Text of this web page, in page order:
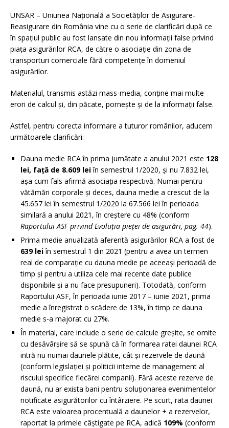
UNSAR – Uniunea Națională a Societăților de Asigurare-
Reasigurare din România vine cu o serie de clarificări după ce
în spațiul public au fost lansate din nou informații false privind
piața asigurărilor RCA, de către o asociație din zona de
transporturi comerciale fără competențe în domeniul
asigurărilor.
Materialul, transmis astăzi mass-media, conține mai multe
erori de calcul și, din păcate, pornește și de la informații false.
Astfel, pentru corecta informare a tuturor românilor, aducem
următoarele clarificări:
Dauna medie RCA în prima jumătate a anului 2021 este 128
lei, față de 8.609 leiîn semestrul 1/2020, și nu 7.832 lei,
așa cum fals afirmă asociația respectivă. Numai pentru
vătămări corporale și deces, dauna medie a crescut de la
45.657 lei în semestrul 1/2020 la 67.566 lei în perioada
similară a anului 2021, în creștere cu 48% (conform
Raportului ASF privind Evoluția pieței de asigurări, pag. 44).
Prima medie anualizată aferentă asigurărilor RCA a fost de
639 leiîn semestrul 1 din 2021 (pentru a avea un termen
real de comparație cu dauna medie pe aceeași perioadă de
timp și pentru a utiliza cele mai recente date publice
disponibile și a nu face presupuneri). Totodată, conform
Raportului ASF, în perioada iunie 2017 – iunie 2021, prima
medie a înregistrat o scădere de 13%, în timp ce dauna
medie s-a majorat cu 27%.
În material, care include o serie de calcule greșite, se omite
cu desăvârșire să se spună că în formarea ratei daunei RCA
intră nu numai daunele plătite, cât și rezervele de daună
(conform legislației și politicii interne de management al
riscului specifice fiecărei companii). Fără aceste rezerve de
daună, nu ar exista bani pentru soluționarea evenimentelor
notificate asigurătorilor cu întârziere. Pe scurt, rata daunei
RCA este valoarea procentuală a daunelor + a rezervelor,
raportat la primele câștigate pe RCA, adică 109% (conform